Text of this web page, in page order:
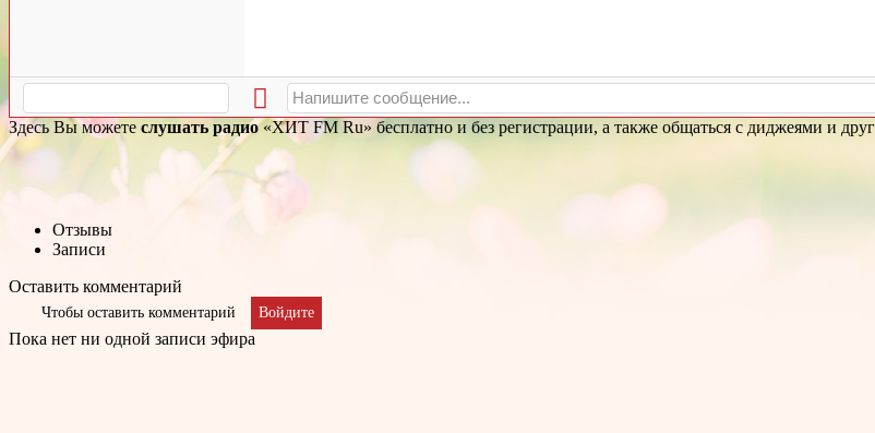
Здесь Вы можете слушать радио«ХИТ FM Ru» бесплатно и без регистрации, а также общаться с диджеями и
Отзывы
Записи
Оставить комментарий
Чтобы оставить комментарий Войдите
Пока нет ни одной записи эфира